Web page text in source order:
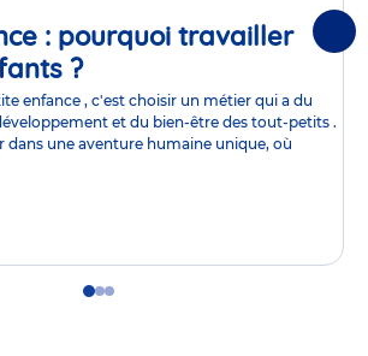
: pourquoi travailler
?Article
enfance , c'est choisir un métier qui a du
et du bien-être des tout-petits .
dans une aventure humaine unique, où
GoGoGo